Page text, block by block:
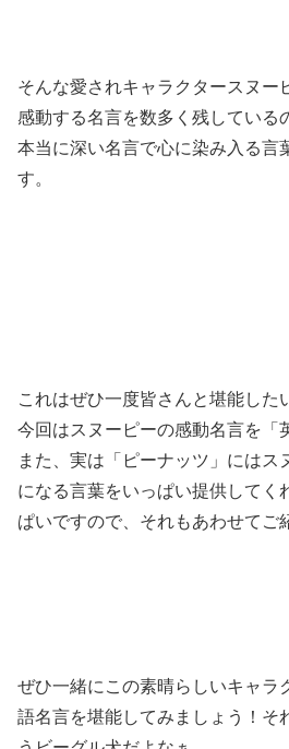
そんな愛されキャラクタースヌー
感動する名言を数多く残している
本当に深い名言で心に染み入る言
す。
これはぜひ一度皆さんと堪能した
今回はスヌーピーの感動名言を「
また、実は「ピーナッツ」にはス
になる言葉をいっぱい提供してく
ぱいですので、それもあわせてご
ぜひ一緒にこの素晴らしいキャラ
語名言を堪能してみましょう！そ